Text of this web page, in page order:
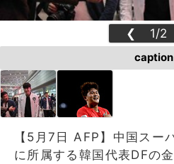
❮ 1/2
caption
【5月7日 AFP】中国スー
に所属する韓国代表DFの